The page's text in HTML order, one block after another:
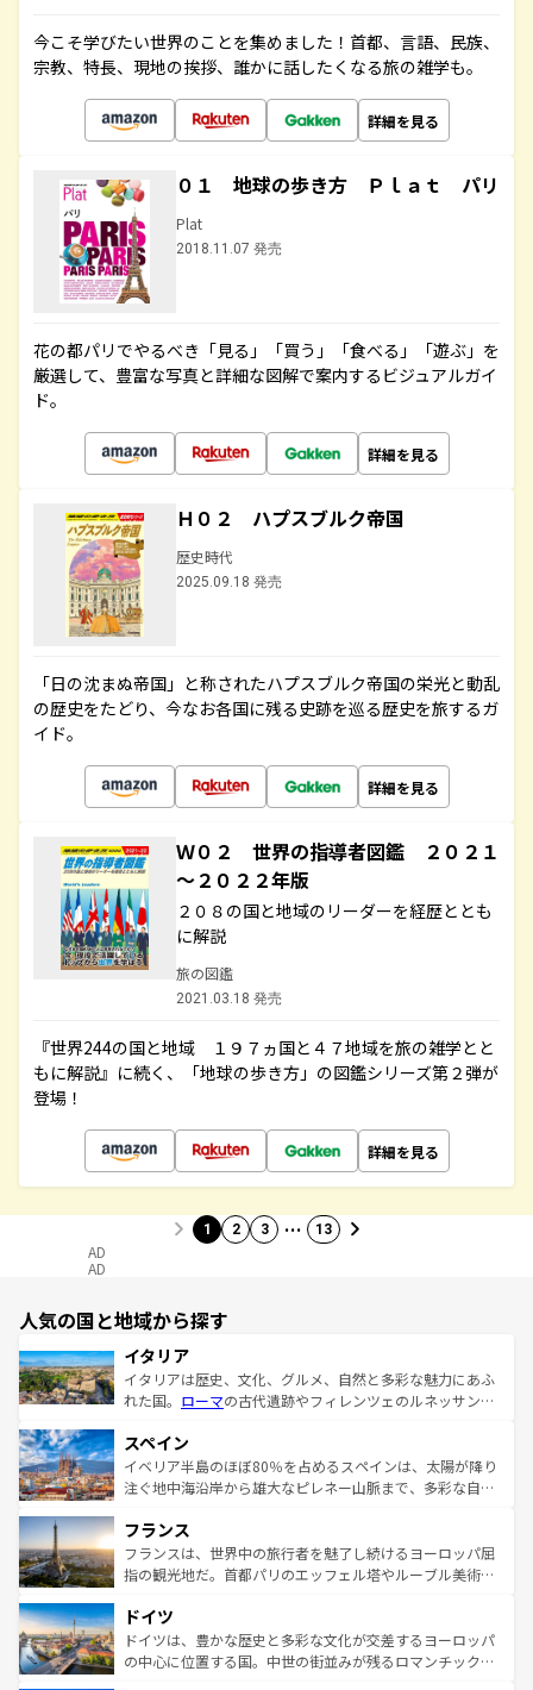
今こそ学びたい世界のことを集めました！首都、言語、民族、
宗教、特長、現地の挨拶、誰かに話したくなる旅の雑学も。
詳細を見る
０１ 地球の歩き方 Ｐｌａｔ パリ
Plat
2018.11.07 発売
花の都パリでやるべき「見る」「買う」「食べる」「遊ぶ」を
厳選して、豊富な写真と詳細な図解で案内するビジュアルガイ
ド。
詳細を見る
Ｈ０２ ハプスブルク帝国
歴史時代
2025.09.18 発売
「日の沈まぬ帝国」と称されたハプスブルク帝国の栄光と動乱
の歴史をたどり、今なお各国に残る史跡を巡る歴史を旅するガ
イド。
詳細を見る
Ｗ０２ 世界の指導者図鑑 ２０２１
～２０２２年版
２０８の国と地域のリーダーを経歴ととも
に解説
旅の図鑑
2021.03.18 発売
『世界244の国と地域 １９７ヵ国と４７地域を旅の雑学とと
もに解説』に続く、「地球の歩き方」の図鑑シリーズ第２弾が
登場！
詳細を見る
1 2 3 … 13
AD
AD
人気の国と地域から探す
イタリア
イタリアは歴史、文化、グルメ、自然と多彩な魅力にあふ
れた国。 ローマの古代遺跡やフィレンツェのルネッサンス
ろん、トスカーナの美しい田園風景やアマルフィ海岸の絶
景など、自然景観も見逃せない。観光の合間には、本場の
ピザやパスタなど、絶品のイタリア料理を堪能することも
ませてくれるイタリアで、忘れられない旅をしてみよう！
なお、新着のイタリア情報はコンテンツ一覧 を参照してほ
しい。
スペイン
イベリア半島のほぼ80％を占めるスペインは、太陽が降り
注ぐ地中海沿岸から雄大なピレネー山脈まで、多彩な自然
文化が根付くこの国では、情熱的なフラメンコ、熱気あふ
れる闘牛、そして美味しいタパスが生活の一部となってい
る。首都マドリードの洗練された雰囲気や、バルセロナの
の城塞都市、穏やかなビーチリゾートまで多彩な表情を見
せる。地方によって風土や気候が異なるスペインはその個
性で訪れる人を魅了する。 なお、新着のスペイン情報はコ
フランス
フランスは、世界中の旅行者を魅了し続けるヨーロッパ屈
指の観光地だ。首都パリのエッフェル塔やルーブル美術館
で、幅広い魅力が詰まっている。華麗な宮殿、歴史的な大
聖堂、美しいビーチ、そして豊かな自然が、訪れる者を心
から魅了する。また、フランスは美食の国としても知ら
ドイツ
ドイツは、豊かな歴史と多彩な文化が交差するヨーロッパ
の中心に位置する国。中世の街並みが残るロマンチック街